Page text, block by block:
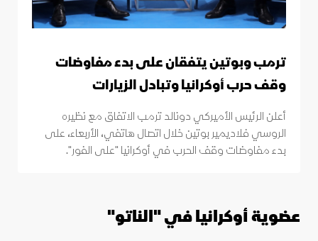
ترمب وبوتين يتفقان على بدء مفاوضات
وقف حرب أوكرانيا وتبادل الزيارات
أعلن الرئيس الأميركي دونالد ترمب الاتفاق مع نظيره
الروسي فلاديمير بوتين خلال اتصال هاتفي، الأربعاء، على
بدء مفاوضات وقف الحرب في أوكرانيا "على الفور".
عضوية أوكرانيا في "الناتو"